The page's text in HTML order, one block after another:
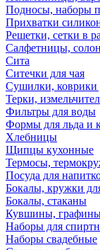
Подносы, наборы
Прихватки
Решетки, сетки в
Салфетницы,
Сита
Ситечки для чая
Сушилки, коврики
Терки,
Фильтры для воды
Формы для льда и
Хлебницы
Щипцы кухонные
Термосы,
Посуда для
Бокалы, кружки
Бокалы, стаканы
Кувшины,
Наборы для
Наборы свадебные